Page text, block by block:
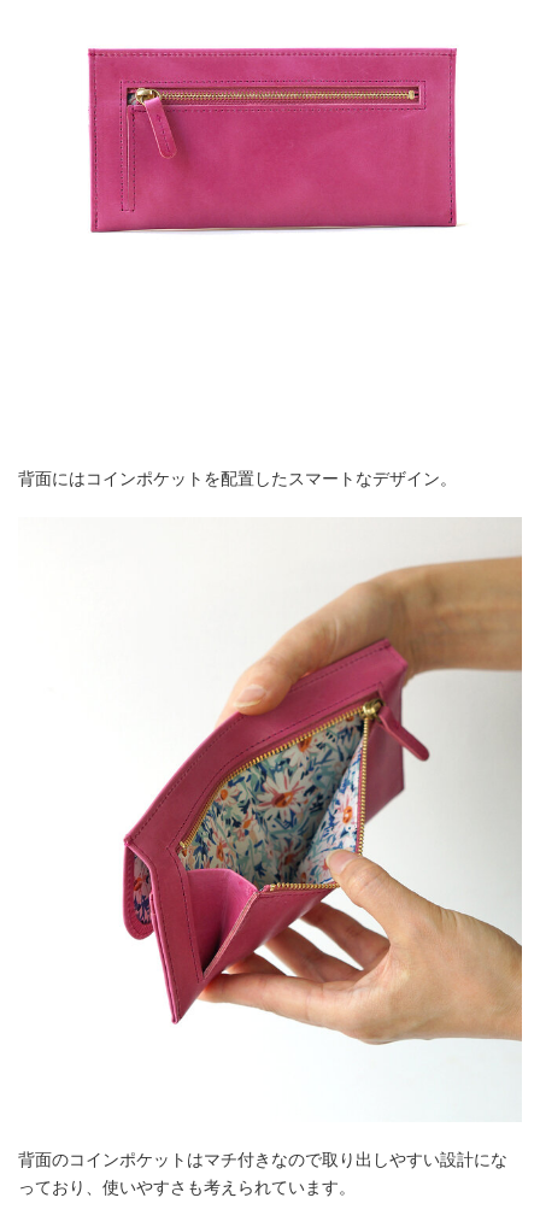
背面にはコインポケットを配置したスマートなデザイン。
背面のコインポケットはマチ付きなので取り出しやすい設計にな
っており、使いやすさも考えられています。